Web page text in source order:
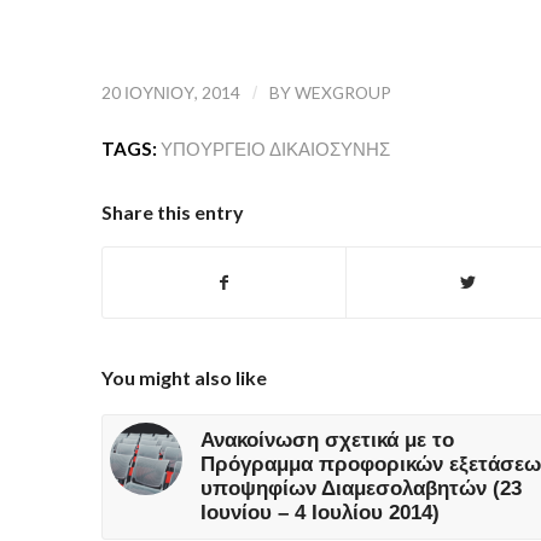
20 ΙΟΥΝΊΟΥ, 2014 / BYWEXGROUP
TAGS: ΥΠΟΥΡΓΕΊΟ ΔΙΚΑΙΟΣΎΝΗΣ
Share this entry
You might also like
Ανακοίνωση σχετικά με το
Πρόγραμμα προφορικών
υποψηφίων Διαμεσολαβητών (23
Ιουνίου – 4 Ιουλίου 2014)